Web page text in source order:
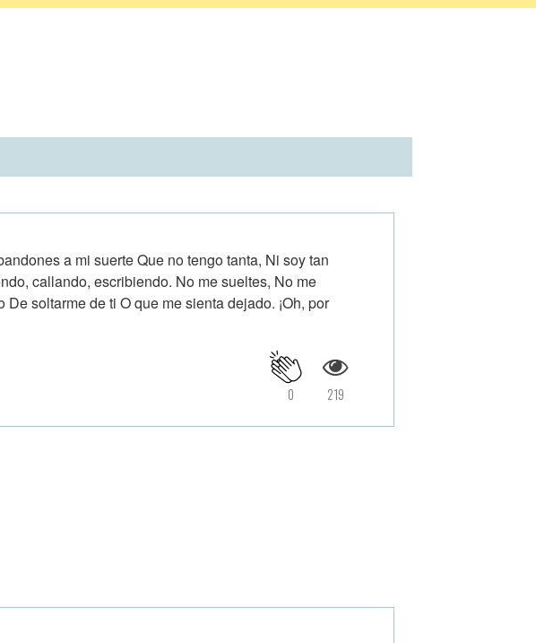
a mi suerte Que no tengo tanta, Ni soy tan
callando, escribiendo. No me sueltes, No me
soltarme de ti O que me sienta dejado. ¡Oh, por
219
0